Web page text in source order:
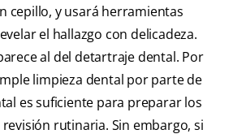
cepillo, y usará herramientas
el hallazgo con delicadeza.
al del detartraje dental. Por
limpieza dental por parte de
es suficiente para preparar los
rutinaria. Sin embargo, si